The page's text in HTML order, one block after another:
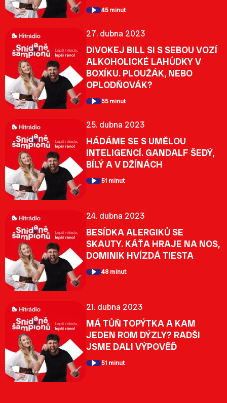
45 minut
27. dubna 2023
DIVOKEJ BILL SI S SEBOU VOZÍ
ALKOHOLICKÉ LAHŮDKY V
BOXÍKU. PLOUŽÁK, NEBO
OPLODŇOVÁK?
55 minut
25. dubna 2023
HÁDÁME SE S UMĚLOU
INTELIGENCÍ. GANDALF ŠEDÝ,
BÍLÝ A V DŽÍNÁCH
51 minut
24. dubna 2023
BESÍDKA ALERGIKŮ SE
SKAUTY. KÁŤA HRAJE NA NOS,
DOMINIK HVÍZDÁ TIESTA
48 minut
21. dubna 2023
MÁ TŮŇ TOPÝTKA A KAM
JEDEN ROM DÝZLY? RADŠI
JSME DALI VÝPOVĚĎ
51 minut